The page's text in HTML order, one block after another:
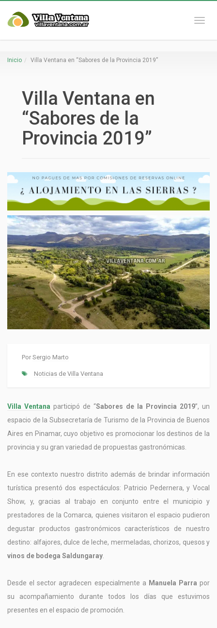
Inicio Villa Ventana en “Sabores de la Provincia 2019”
Villa Ventana en
“Sabores de la
Provincia 2019”
Por Sergio Marto
Noticias de Villa Ventana
Villa Ventana participó de “Sabores de la Provincia 2019”, un
espacio de la Subsecretaría de Turismo de la Provincia de Buenos
Aires en Pinamar, cuyo objetivo es promocionar los destinos de la
provincia y su gran variedad de propuestas gastronómicas.
En ese contexto nuestro distrito además de brindar información
turística presentó dos espectáculos: Patricio Pedernera, y Vocal
Show, y, gracias al trabajo en conjunto entre el municipio y
prestadores de la Comarca, quienes visitaron el espacio pudieron
degustar productos gastronómicos característicos de nuestro
destino: alfajores, dulce de leche, mermeladas, chorizos, quesos y
vinos de bodega Saldungaray
Desde el sector agradecen especialmente a Manuela Parra por
su acompañamiento durante todos los días que estuvimos
presentes en el espacio de promoción.